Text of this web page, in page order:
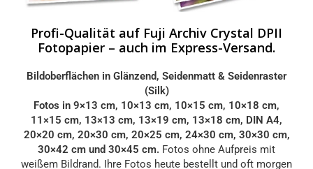
Profi-Qualität auf Fuji Archiv Crystal DPII
Fotopapier – auch im Express-Versand.
Bildoberflächen in Glänzend, Seidenmatt & Seidenraster
(Silk)
Fotos in 9×13 cm, 10×13 cm, 10×15 cm, 10×18 cm,
11×15 cm, 13×13 cm, 13×19 cm, 13×18 cm, DIN A4,
20×20 cm, 20×30 cm, 20×25 cm, 24×30 cm, 30×30 cm,
30×42 cm und 30×45 cm. Fotos ohne Aufpreis mit
weißem Bildrand. Ihre Fotos heute bestellt und oft morgen